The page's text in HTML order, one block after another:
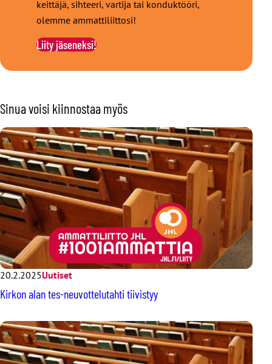
keittäjä, sihteeri, vartija tai konduktööri,
olemme ammattiliittosi!
Liity jäseneksi!
Sinua voisi kiinnostaa myös
20.2.2025Uutiset
Kirkon alan tes-neuvottelutahti tiivistyy